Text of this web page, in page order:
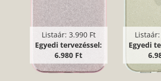
Listaár: 3.990 Ft
Egyedi tervezéssel:
6.980 Ft
Egyedi